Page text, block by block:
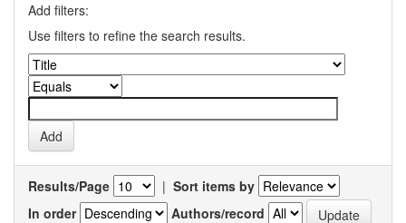
Add filters:
Use filters to refine the search results.
Results/Page | Sort items by
In order
Authors/record